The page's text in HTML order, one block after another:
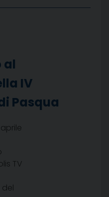
al
IV
Pasqua
TV